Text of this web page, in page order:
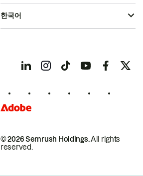
© 2026 Semrush Holdings.All rights
reserved.
한국어